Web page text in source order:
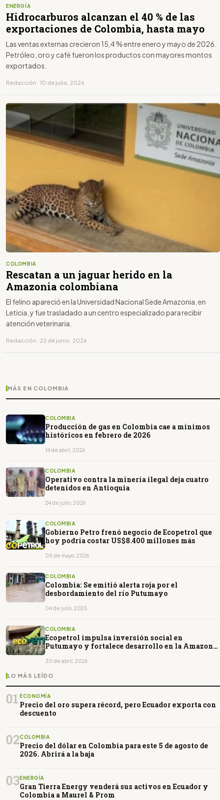
ENERGÍA
Hidrocarburos alcanzan el 40 % de las
exportaciones de Colombia, hasta mayo
Las ventas externas crecieron 15,4 % entre enero y mayo de 2026.
Petróleo, oro y café fueron los productos con mayores montos
exportados.
Redacción · 10 de julio, 2026
COLOMBIA
Rescatan a un jaguar herido en la
Amazonia colombiana
El felino apareció en la Universidad Nacional Sede Amazonia, en
Leticia, y fue trasladado a un centro especializado para recibir
atención veterinaria.
Redacción · 22 de junio, 2026
MÁS EN COLOMBIA
COLOMBIA
Producción de gas en Colombia cae a mínimos
históricos en febrero de 2026
14 de abril, 2026
COLOMBIA
Operativo contra la minería ilegal deja cuatro
detenidos en Antioquia
24 de julio, 2026
COLOMBIA
Gobierno Petro frenó negocio de Ecopetrol que
hoy podría costar US$8.400 millones más
05 de mayo, 2026
COLOMBIA
Colombia: Se emitió alerta roja por el
desbordamiento del río Putumayo
04 de julio, 2025
COLOMBIA
Ecopetrol impulsa inversión social en
Putumayo y fortalece desarrollo en la Amazonía
30 de abril, 2026
LO MÁS LEÍDO
01 ECONOMÍA
Precio del oro supera récord, pero Ecuador exporta con
descuento
02COLOMBIA
Precio del dólar en Colombia para este 5 de agosto de
2026. Abrirá a la baja
03ENERGÍA
Gran Tierra Energy venderá sus activos en Ecuador y
Colombia a Maurel & Prom